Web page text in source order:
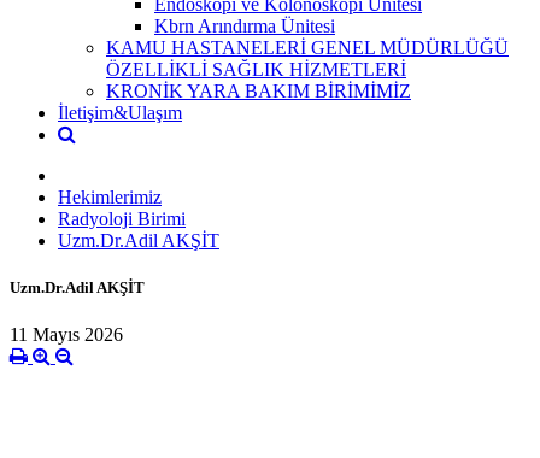
Kbrn Arındırma Ünitesi
KAMU HASTANELERİ GENEL MÜDÜRLÜĞÜ
ÖZELLİKLİ SAĞLIK HİZMETLERİ
KRONİK YARA BAKIM BİRİMİMİZ
İletişim&Ulaşım
Hekimlerimiz
Radyoloji Birimi
Uzm.Dr.Adil AKŞİT
Uzm.Dr.Adil AKŞİT
11 Mayıs 2026